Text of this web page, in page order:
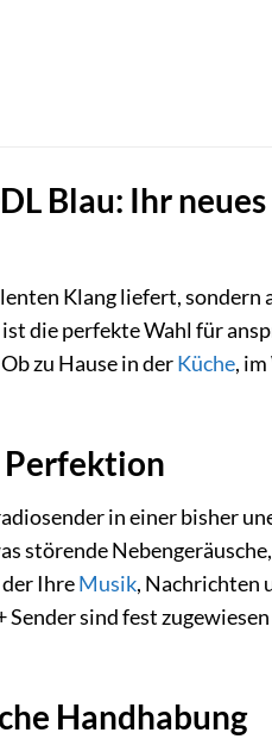
Blau: Ihr
Klang liefert,
die perfekte Wahl für
zu Hause in derKüche,
in einer bisher
störende
IhreMusik, Nachrichten
sind fest
Handhabung